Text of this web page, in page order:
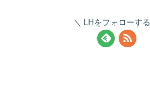
LHをフォローする